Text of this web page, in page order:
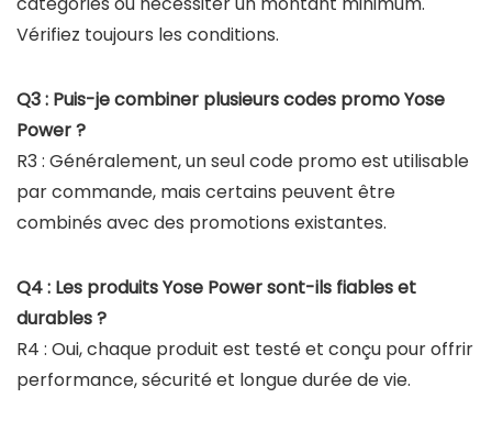
Vérifiez toujours les conditions.
Q3 : Puis-je combiner plusieurs codes promo Yose
Power ?
R3 : Généralement, un seul code promo est utilisable
par commande, mais certains peuvent être
combinés avec des promotions existantes.
Q4 : Les produits Yose Power sont-ils fiables et
durables ?
R4 : Oui, chaque produit est testé et conçu pour offrir
performance, sécurité et longue durée de vie.